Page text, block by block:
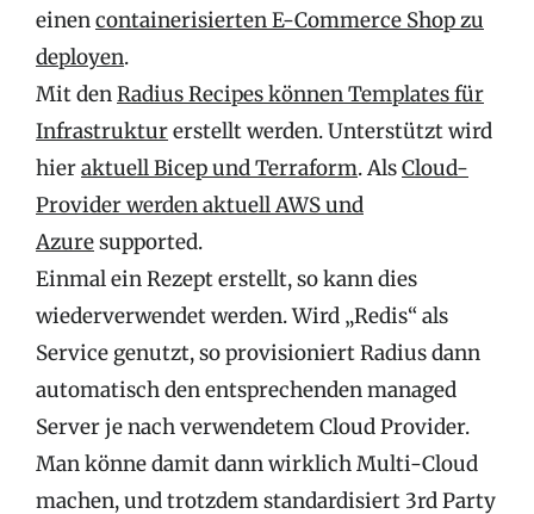
einencontainerisierten E-Commerce Shop zu
deployen.
Mit denRadius Recipes können Templates für
Infrastrukturerstellt werden. Unterstützt wird
hieraktuell Bicep und Terraform. AlsCloud-
Provider werden aktuell AWS und
Azuresupported.
Einmal ein Rezept erstellt, so kann dies
wiederverwendet werden. Wird „Redis“ als
Service genutzt, so provisioniert Radius dann
automatisch den entsprechenden managed
Server je nach verwendetem Cloud Provider.
Man könne damit dann wirklich Multi-Cloud
machen, und trotzdem standardisiert 3rd Party